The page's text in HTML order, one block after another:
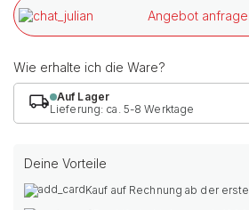
Angebot
Wie erhalte ich die Ware?
Auf Lager
Lieferung: ca. 5-8 Werktage
Deine Vorteile
Kauf auf Rechnung ab der